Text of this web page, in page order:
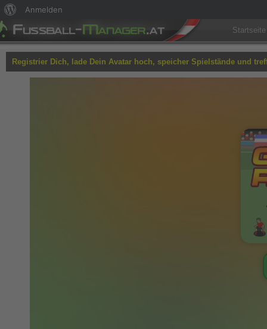
Startseite
Registrier Dich, lade Dein Avatar hoch, speicher Spielstände und
Über
WordPress
Anmelden